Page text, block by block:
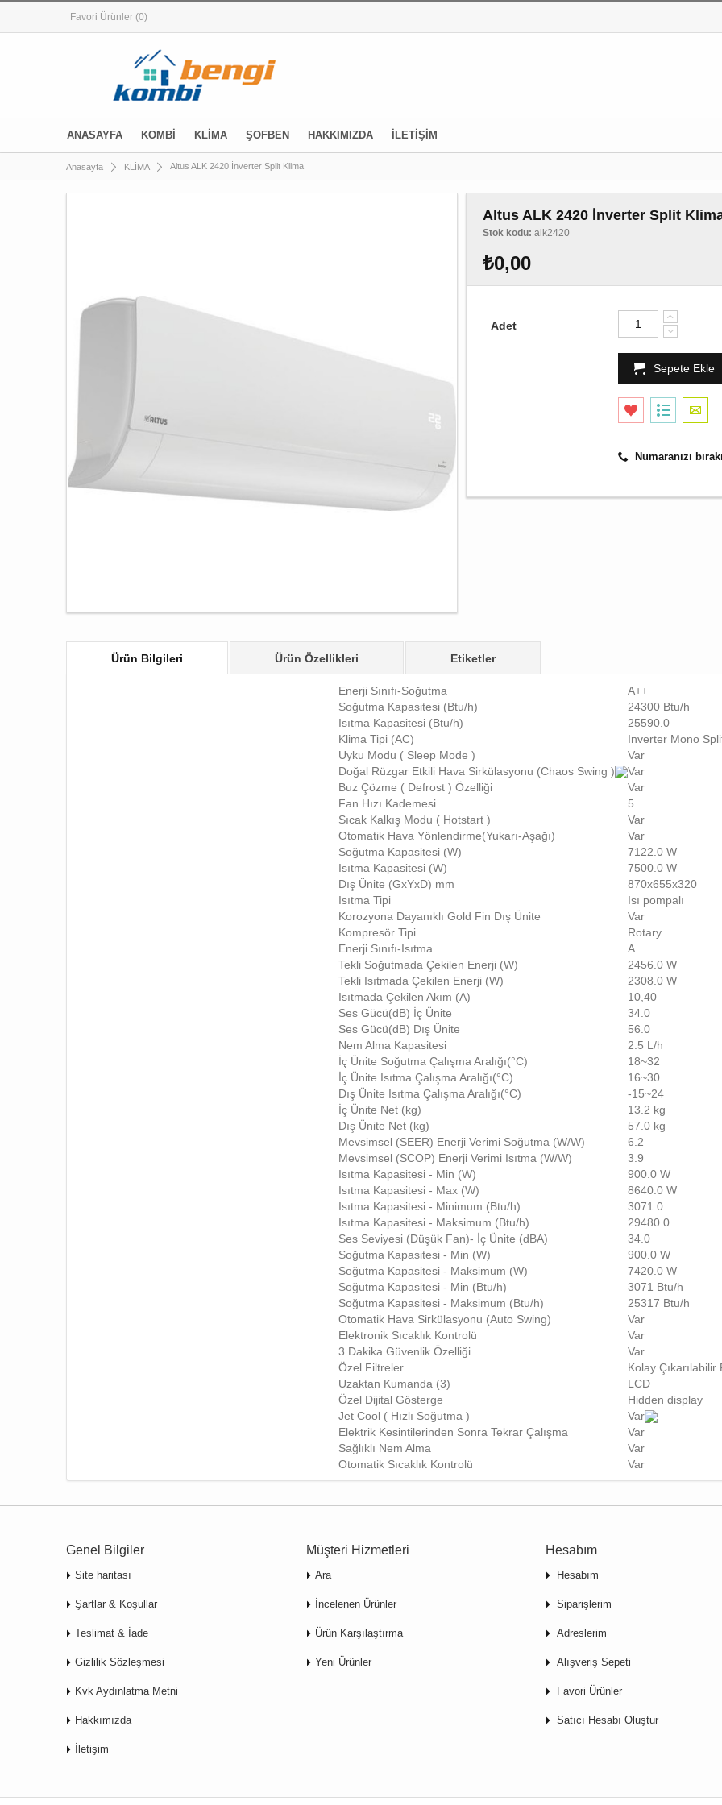
Favori Ürünler (0)
ANASAYFA KOMBİ KLİMA ŞOFBEN HAKKIMIZDA İLETİŞİM
Anasayfa KLİMA Altus ALK 2420 İnverter Split Klima
Altus ALK 2420 İnverter Split
Stok kodu: alk2420
₺0,00
Adet
Sepete Ekle
Numaranızı
Ürün Bilgileri Ürün Özellikleri Etiketler
Enerji Sınıfı-Soğutma
A++
Soğutma Kapasitesi (Btu/h)
24300 Btu/h
Isıtma Kapasitesi (Btu/h)
25590.0
Klima Tipi (AC)
Inverter Mono
Uyku Modu ( Sleep Mode )
Var
Doğal Rüzgar Etkili Hava Sirkülasyonu (Chaos Swing )
Var
Buz Çözme ( Defrost ) Özelliği
Var
Fan Hızı Kademesi
5
Sıcak Kalkış Modu ( Hotstart )
Var
Otomatik Hava Yönlendirme(Yukarı-Aşağı)
Var
Soğutma Kapasitesi (W)
7122.0 W
Isıtma Kapasitesi (W)
7500.0 W
Dış Ünite (GxYxD) mm
870x655x320
Isıtma Tipi
Isı pompalı
Korozyona Dayanıklı Gold Fin Dış Ünite
Var
Kompresör Tipi
Rotary
Enerji Sınıfı-Isıtma
A
Tekli Soğutmada Çekilen Enerji (W)
2456.0 W
Tekli Isıtmada Çekilen Enerji (W)
2308.0 W
Isıtmada Çekilen Akım (A)
10,40
Ses Gücü(dB) İç Ünite
34.0
Ses Gücü(dB) Dış Ünite
56.0
Nem Alma Kapasitesi
2.5 L/h
İç Ünite Soğutma Çalışma Aralığı(°C)
18~32
İç Ünite Isıtma Çalışma Aralığı(°C)
16~30
Dış Ünite Isıtma Çalışma Aralığı(°C)
-15~24
İç Ünite Net (kg)
13.2 kg
Dış Ünite Net (kg)
57.0 kg
Mevsimsel (SEER) Enerji Verimi Soğutma (W/W)
6.2
Mevsimsel (SCOP) Enerji Verimi Isıtma (W/W)
3.9
Isıtma Kapasitesi - Min (W)
900.0 W
Isıtma Kapasitesi - Max (W)
8640.0 W
Isıtma Kapasitesi - Minimum (Btu/h)
3071.0
Isıtma Kapasitesi - Maksimum (Btu/h)
29480.0
Ses Seviyesi (Düşük Fan)- İç Ünite (dBA)
34.0
Soğutma Kapasitesi - Min (W)
900.0 W
Soğutma Kapasitesi - Maksimum (W)
7420.0 W
Soğutma Kapasitesi - Min (Btu/h)
3071 Btu/h
Soğutma Kapasitesi - Maksimum (Btu/h)
25317 Btu/h
Otomatik Hava Sirkülasyonu (Auto Swing)
Var
Elektronik Sıcaklık Kontrolü
Var
3 Dakika Güvenlik Özelliği
Var
Özel Filtreler
Kolay Çıkarılabilir
Uzaktan Kumanda (3)
LCD
Özel Dijital Gösterge
Hidden display
Jet Cool ( Hızlı Soğutma )
Var
Elektrik Kesintilerinden Sonra Tekrar Çalışma
Var
Sağlıklı Nem Alma
Var
Otomatik Sıcaklık Kontrolü
Var
Genel Bilgiler
Site haritası
Şartlar & Koşullar
Teslimat & İade
Gizlilik Sözleşmesi
Kvk Aydınlatma Metni
Hakkımızda
İletişim
Müşteri Hizmetleri
Ara
İncelenen Ürünler
Ürün Karşılaştırma
Yeni Ürünler
Hesabım
Hesabım
Siparişlerim
Adreslerim
Alışveriş Sepeti
Favori Ürünler
Satıcı Hesabı Oluştur